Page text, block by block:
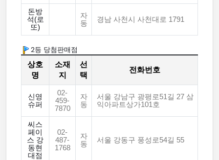
돈방
석(로
또)
자
동
경남 사천시 사천대로 1791
2등 당첨판매점
상호
명
소재
지
선
택
전화번호
신영
슈퍼
02-
459-
7870
자
동
서울 강남구 광평로51길 27 삼
익아파트상가101호
씨스
페이
스 강
동현
대점
02-
487-
1768
자
동
서울 강동구 풍성로54길 55